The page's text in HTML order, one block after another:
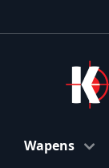
naar
inhoud
Wapens